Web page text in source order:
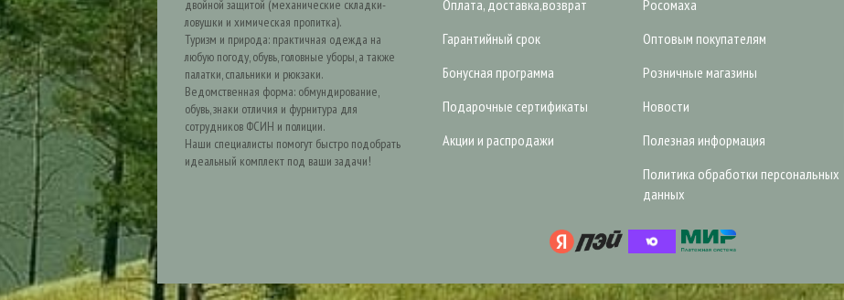
двойной защитой (механические складки-
ловушки и химическая пропитка).
Туризм и природа: практичная одежда на
любую погоду, обувь, головные уборы, а также
палатки, спальники и рюкзаки.
Ведомственная форма: обмундирование,
обувь, знаки отличия и фурнитура для
сотрудников ФСИН и полиции.
Наши специалисты помогут быстро подобрать
идеальный комплект под ваши задачи!
Оплата, доставка,возврат
Гарантийный срок
Бонусная программа
Подарочные сертификаты
Акции и распродажи
Росомаха
Оптовым покупателям
Розничные магазины
Новости
Полезная информация
Политика обработки персональных
данных